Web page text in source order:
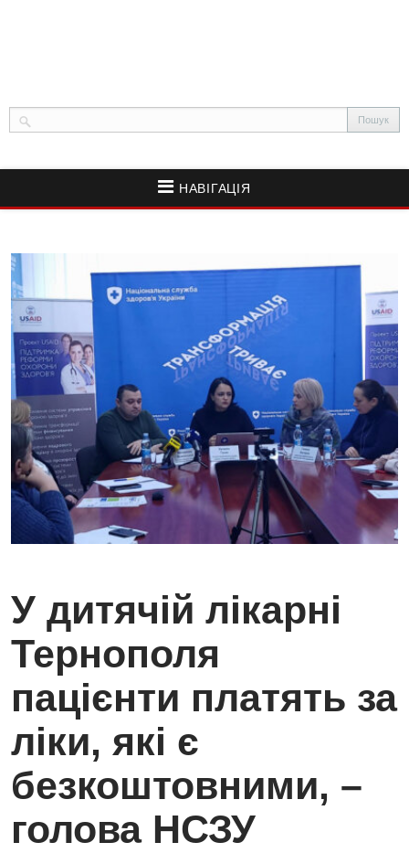
НАВІГАЦІЯ
У дитячій лікарні
Тернополя
пацієнти платять за
ліки, які є
безкоштовними, –
голова НСЗУ